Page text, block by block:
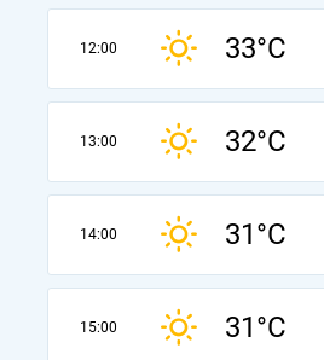
12:00 33°C
13:00 32°C
14:00 31°C
15:00 31°C